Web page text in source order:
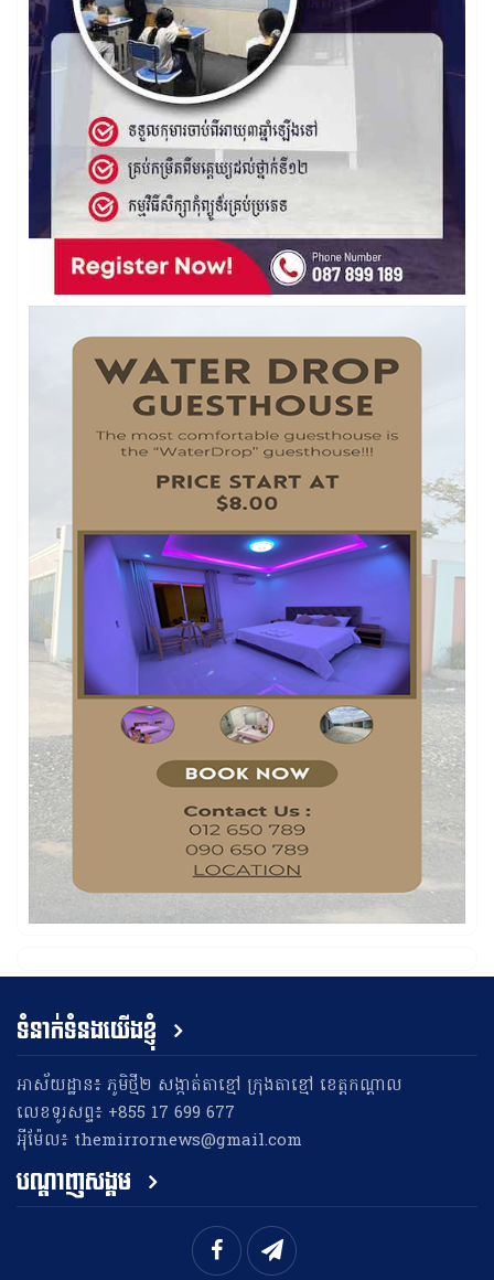
ទំនាក់ទំនងយើងខ្ញុំ
អាស័យដ្ឋាន៖ ភូមិថ្មី២ សង្កាត់តាខ្មៅ ក្រុងតាខ្មៅ ខេត្តកណ្តាល
លេខទូរសព្ទ៖ +855 17 699 677
អុីម៉ែល៖ themirrornews@gmail.com
បណ្តាញសង្គម